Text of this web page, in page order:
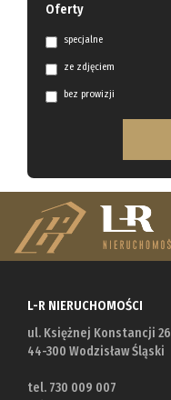
Oferty
specjalne
ze zdjęciem
bez prowizji
L-R NIERUCHOMOŚCI
ul. Księżnej Konstancji 26
44-300 Wodzisław Śląski
tel. 730 009 007